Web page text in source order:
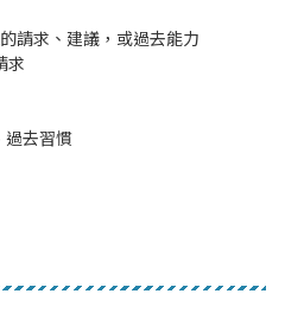
請求、建議，或過去能力
求
過去習慣